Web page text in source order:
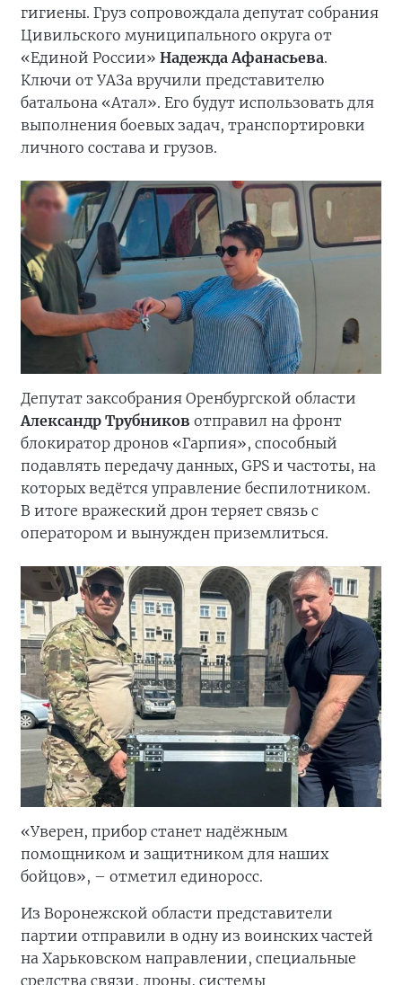
гигиены. Груз сопровождала депутат собрания
Цивильского муниципального округа от
«Единой России» Надежда Афанасьева.
Ключи от УАЗа вручили представителю
батальона «Атал». Его будут использовать для
выполнения боевых задач, транспортировки
личного состава и грузов.
Депутат заксобрания Оренбургской области
Александр Трубников отправил на фронт
блокиратор дронов «Гарпия», способный
подавлять передачу данных, GPS и частоты, на
которых ведётся управление беспилотником.
В итоге вражеский дрон теряет связь с
оператором и вынужден приземлиться.
«Уверен, прибор станет надёжным
помощником и защитником для наших
бойцов», – отметил единоросс.
Из Воронежской области представители
партии отправили в одну из воинских частей
на Харьковском направлении, специальные
средства связи, дроны, системы